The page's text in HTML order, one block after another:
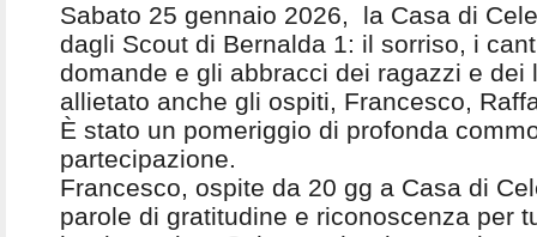
Sabato 25 gennaio 2026, la Casa di
dagli Scout di Bernalda 1: il sorriso, i
domande e gli abbracci dei ragazzi e dei
allietato anche gli ospiti, Francesco,
È stato un pomeriggio di profonda
partecipazione.
Francesco, ospite da 20 gg a Casa di
parole di gratitudine e riconoscenza per